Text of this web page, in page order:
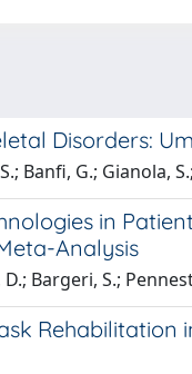
Disorders:
Banfi, G.; Gianola,
in
Analysis
Bargeri, S.;
Rehabilitation